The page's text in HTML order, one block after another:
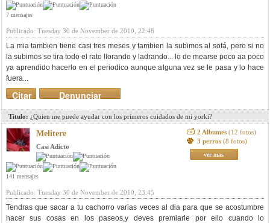
7 mensajes
Publicado: Tuesday 30 de November de 2010, 22:48
La mia tambien tiene casi tres meses y tambien la subimos al sofá, pero si no
la subimos se tira todo el rato llorando y ladrando... lo de mearse poco aa poco
ya aprendido hacerlo en el periodico aunque alguna vez se le pasa y lo hace
fuera...
Denunciar
mensaje
Citar
Titulo: ¿Quien me puede ayudar con los primeros cuidados de mi yorki?
Melitere
Casi Adicto
141 mensajes
2 Albumes (12 fotos)
3 perros (8 fotos)
ver mas
Publicado: Tuesday 30 de November de 2010, 23:45
Tendras que sacar a tu cachorro varias veces al dia para que se acostumbre
hacer sus cosas en los paseos,y deves premiarle por ello cuando lo